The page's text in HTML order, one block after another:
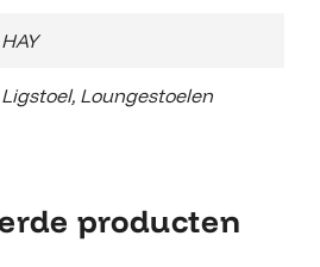
HAY
Ligstoel, Loungestoelen
producten